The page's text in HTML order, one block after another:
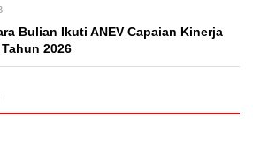
Bulian Ikuti ANEV Capaian Kinerja
2026